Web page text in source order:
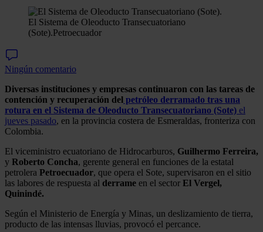
El Sistema de Oleoducto Transecuatoriano
(Sote).Petroecuador
Ningún comentario
Diversas instituciones y empresas continuaron con las tareas de
contención y recuperación del petróleo derramado tras una
rotura en el Sistema de Oleoducto Transecuatoriano (Sote) el
jueves pasado, en la provincia costera de Esmeraldas, fronteriza con
Colombia.
El viceministro ecuatoriano de Hidrocarburos, Guilhermo Ferreira,
y Roberto Concha, gerente general en funciones de la estatal
petrolera Petroecuador, que opera el Sote, supervisaron en el sitio
las labores de respuesta al derrame en el sector El Vergel,
Quinindé.
Según el Ministerio de Energía y Minas, un deslizamiento de tierra,
producto de las intensas lluvias, provocó el percance.